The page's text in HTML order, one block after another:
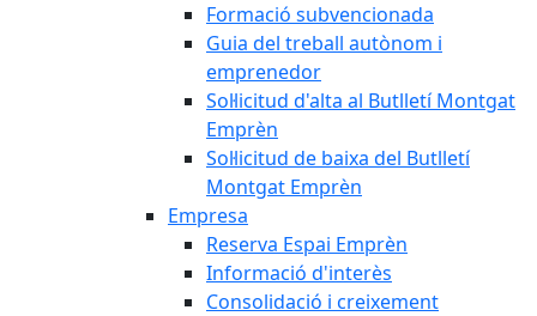
Formació subvencionada
Guia del treball autònom i
emprenedor
Sol·licitud d'alta al Butlletí Montgat
Emprèn
Sol·licitud de baixa del Butlletí
Montgat Emprèn
Empresa
Reserva Espai Emprèn
Informació d'interès
Consolidació i creixement